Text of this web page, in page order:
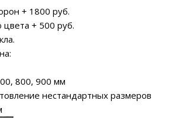
+ 1800 руб.
цвета + 500 руб.
800, 900 мм
нестандартных размеров